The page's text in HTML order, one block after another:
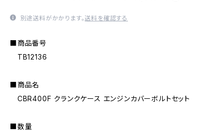
別途送料がかかります。送料を確認する
■商品番号
TB12136
■商品名
CBR400F クランクケース エンジンカバーボルトセット
■数量